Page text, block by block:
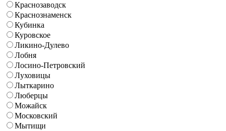
Краснозаводск
Краснознаменск
Кубинка
Куровское
Ликино-Дулево
Лобня
Лосино-Петровский
Луховицы
Лыткарино
Люберцы
Можайск
Московский
Мытищи